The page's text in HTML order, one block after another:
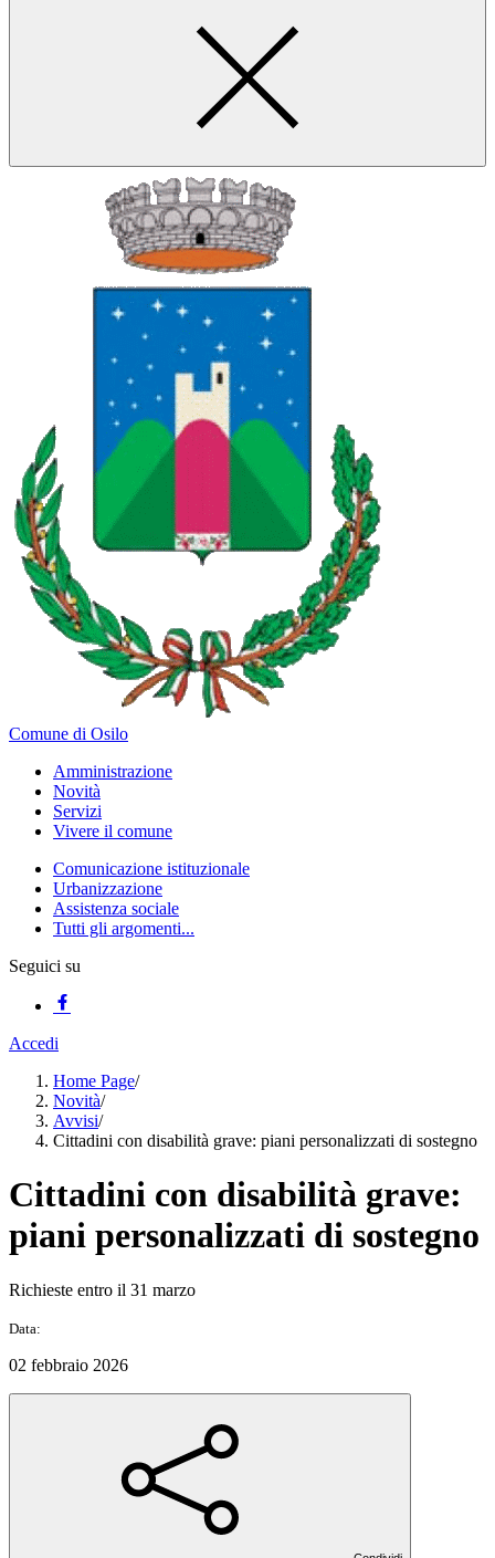
Comune di Osilo
Amministrazione
Novità
Servizi
Vivere il comune
Comunicazione istituzionale
Urbanizzazione
Assistenza sociale
Tutti gli argomenti...
Seguici su
Accedi
Home Page/
Novità/
Avvisi/
Cittadini con disabilità grave: piani personalizzati di sostegno
Cittadini con disabilità grave:
piani personalizzati di sostegno
Richieste entro il 31 marzo
Data:
02 febbraio 2026